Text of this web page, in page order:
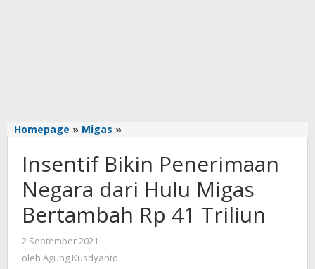
Homepage » Migas »Insentif
Penerimaan
Negara
dari
Migas
Bertambah
Insentif Bikin Penerimaan
Negara dari Hulu Migas
Bertambah Rp 41 Triliun
2 September 2021
Agung
oleh Agung Kusdyanto